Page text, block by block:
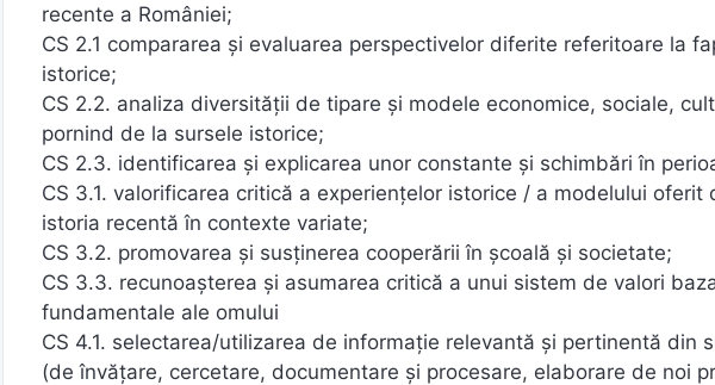
recente a României;
CS 2.1 compararea și evaluarea perspectivelor diferite referitoare la
istorice;
CS 2.2. analiza diversităţii de tipare şi modele economice, sociale,
pornind de la sursele istorice;
CS 2.3. identificarea şi explicarea unor constante şi schimbări în
CS 3.1. valorificarea critică a experienţelor istorice / a modelului
istoria recentă în contexte variate;
CS 3.2. promovarea şi susţinerea cooperării în şcoală şi societate;
CS 3.3. recunoaşterea şi asumarea critică a unui sistem de valori
fundamentale ale omului
CS 4.1. selectarea/utilizarea de informaţie relevantă şi pertinentă din
(de învăţare, cercetare, documentare şi procesare, elaborare de noi